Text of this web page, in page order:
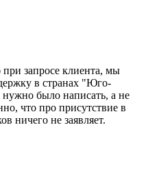
при запросе клиента, мы
в странах "Юго-
было написать, а не
что про присутствие в
ничего не заявляет.